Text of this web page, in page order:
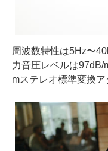
周波数特性は5Hz〜
力音圧レベルは97dB/
mステレオ標準変換ア